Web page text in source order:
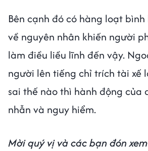
Bên cạnh đó có hàng loạt
về nguyên nhân khiến người
làm điều liều lĩnh đến vậy.
người lên tiếng chỉ trích tài xế
sai thế nào thì hành động của
nhẫn và nguy hiểm.
Mời quý vị và các bạn đón